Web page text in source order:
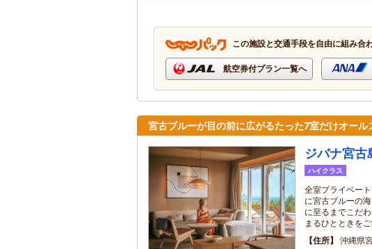
この施設と交通手段を自由に組み合
航空券付プラン一覧へ
宮古ブルーが目の前に広がるたった7室だけオール
ジバナ宮古
ハイクラス
全室プライベー
に宮古ブルーの
に至るまでこだ
まるひとときをご
住所
沖縄県